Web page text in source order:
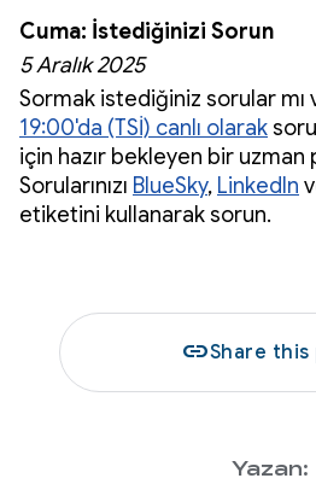
Cuma: İstediğinizi Sorun
5 Aralık 2025
Sormak istediğiniz sorular mı
19:00'da (TSİ) canlı olarak
için hazır bekleyen bir uzman
Sorularınızı BlueSky, LinkedIn
etiketini kullanarak sorun.
linkShare this
Yazan: